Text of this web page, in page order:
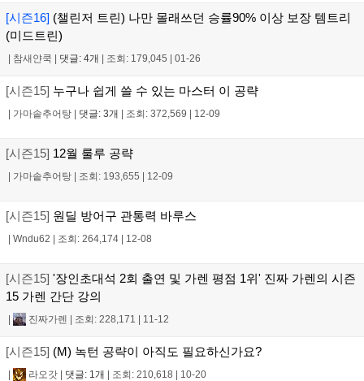
[시즌16] (챌린저 트린) 나만 몰래쓰던 승률90% 이상 보장 템트리
(미드트린)
| 참새얀쿡 | 댓글: 4개 | 조회: 179,045 | 01-26
[시즌15] 누구나 쉽게 쓸 수 있는 마스터 이 공략
| 가마솥추어탕 | 댓글: 3개 | 조회: 372,569 | 12-09
[시즌15] 12월 룰루 공략
| 가마솥추어탕 | 조회: 193,655 | 12-09
[시즌15] 원딜 방어구 관통력 바루스
| Wndu62 | 조회: 264,174 | 12-08
[시즌15] '장인초대석 2회 출연 및 가렌 평점 1위' 진짜 가렌의 시즌
15 가렌 간단 강의
| 진짜가렌 | 조회: 228,171 | 11-12
[시즌15] (M) 녹턴 공략이 아직도 필요하신가요?
| 라오갓 | 댓글: 1개 | 조회: 210,618 | 10-20